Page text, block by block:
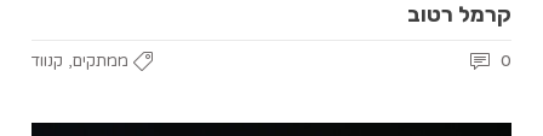
קרמל רטוב
ממתקים, קנווד 0